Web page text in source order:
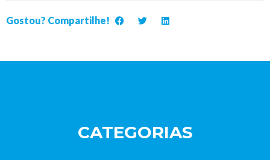
CATEGORIAS